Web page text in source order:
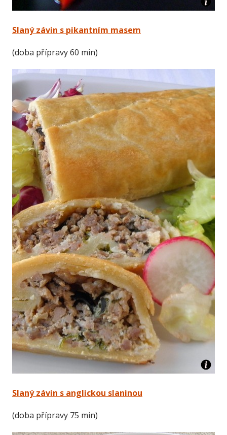
Slaný závin s pikantním masem
(doba přípravy 60 min)
Slaný závin s anglickou slaninou
(doba přípravy 75 min)